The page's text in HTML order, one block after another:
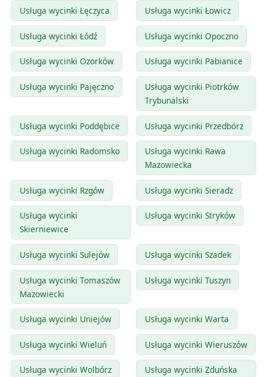
Usługa wycinki Łęczyca Usługa wycinki Łowicz
Usługa wycinki Łódź Usługa wycinki Opoczno
Usługa wycinki Ozorków Usługa wycinki Pabianice
Usługa wycinki Pajęczno
Usługa wycinki Piotrków
Trybunalski
Usługa wycinki Poddębice Usługa wycinki Przedbórz
Usługa wycinki Radomsko
Usługa wycinki Rawa
Mazowiecka
Usługa wycinki Rzgów Usługa wycinki Sieradz
Usługa wycinki
Skierniewice
Usługa wycinki Stryków
Usługa wycinki Sulejów Usługa wycinki Szadek
Usługa wycinki Tomaszów
Mazowiecki
Usługa wycinki Tuszyn
Usługa wycinki Uniejów Usługa wycinki Warta
Usługa wycinki Wieluń Usługa wycinki Wieruszów
Usługa wycinki Wolbórz
Usługa wycinki Zduńska